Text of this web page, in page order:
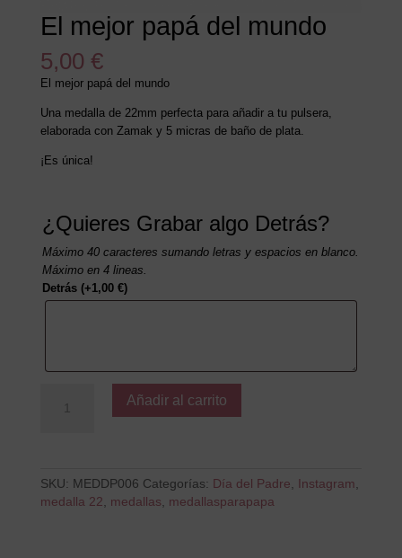
El mejor papá del mundo
5,00 €
El mejor papá del mundo
Una medalla de 22mm perfecta para añadir a tu pulsera,
elaborada con Zamak y 5 micras de baño de plata.
¡Es única!
¿Quieres Grabar algo Detrás?
Máximo 40 caracteres sumando letras y espacios en blanco.
Máximo en 4 lineas.
Detrás (+1,00 €)
mejor
cantidad
Añadir al carrito
SKU: MEDDP006 Categorías: Día del Padre, Instagram,
medalla 22, medallas, medallasparapapa